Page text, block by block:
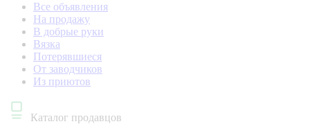
Все объявления
На продажу
В добрые руки
Вязка
Потерявшиеся
От заводчиков
Из приютов
Каталог продавцов